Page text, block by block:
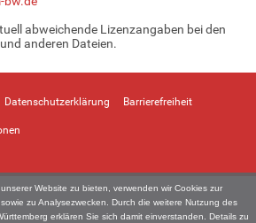
Website zu bieten, verwenden wir Cookies zur
zu Analysezwecken. Durch die weitere Nutzung des
erklären Sie sich damit einverstanden. Details zu
abweichende Lizenzangaben bei den
anderen Dateien.
Datenschutzerklärung Barrierefreiheit